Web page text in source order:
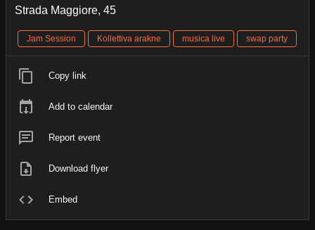
Strada Maggiore, 45
Jam Session Kollettiva arakne musica live swap party
Copy link
Add to calendar
Report event
Download flyer
Embed